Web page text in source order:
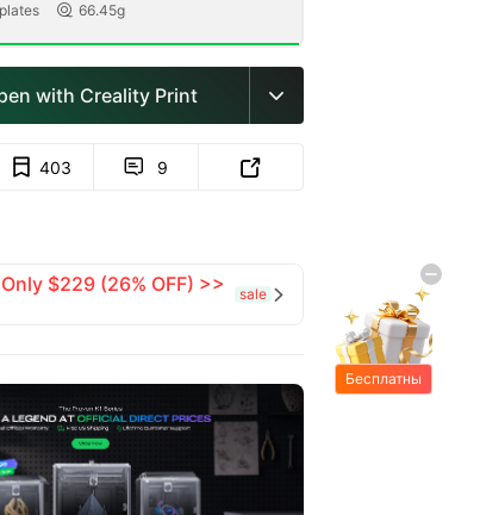
 66.45g
with Creality Print 
403  9 
$229 (26% OFF) >>
sale 
Бесплатны